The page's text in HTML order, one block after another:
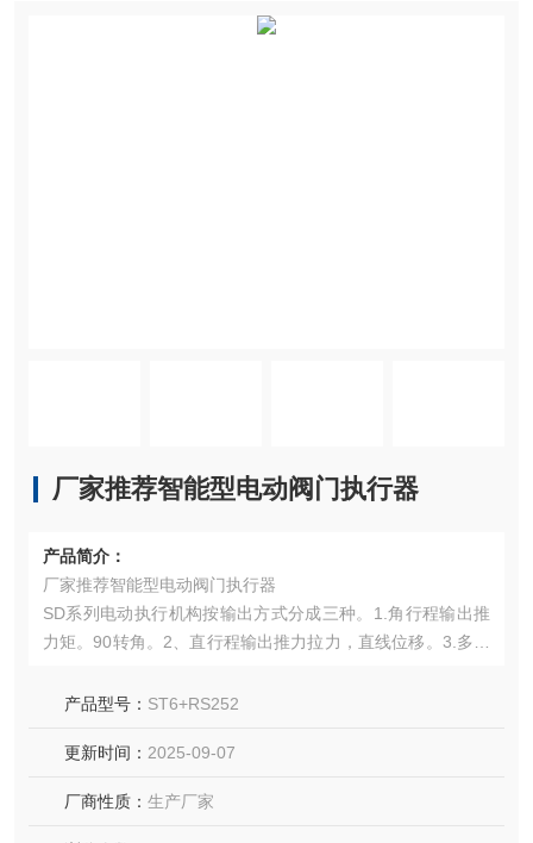
厂家推荐智能型电动阀门执行器
产品简介：
厂家推荐智能型电动阀门执行器
SD系列电动执行机构按输出方式分成三种。1.角行程输出推
力矩。90转角。2、直行程输出推力拉力，直线位移。3.多转
产品型号： ST6+RS252
更新时间： 2025-09-07
厂商性质： 生产厂家